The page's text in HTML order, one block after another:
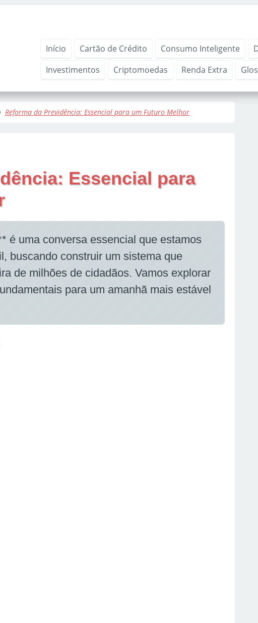
Início Cartão de Crédito Consumo Inteligente
Investimentos
Criptomoedas Renda Extra
Reforma da Previdência: Essencial para um Futuro Melhor
Essencial para
é uma conversa essencial que estamos
buscando construir um sistema que
de milhões de cidadãos. Vamos explorar
para um amanhã mais estável